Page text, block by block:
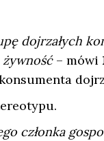
dojrzałych
żywność – mówi
członka